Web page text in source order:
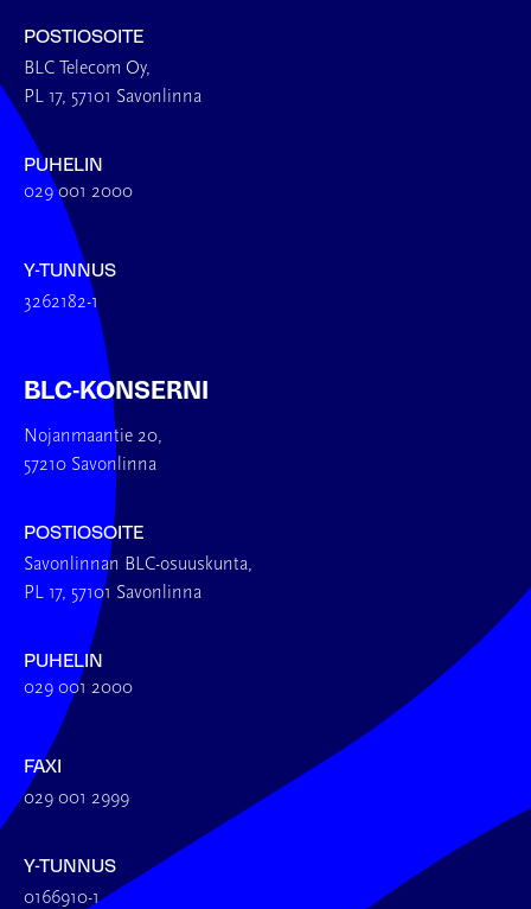
POSTIOSOITE
BLC Telecom Oy,
PL 17, 57101 Savonlinna
PUHELIN
029 001 2000
Y-TUNNUS
3262182-1
BLC-KONSERNI
Nojanmaantie 20,
57210 Savonlinna
POSTIOSOITE
Savonlinnan BLC-osuuskunta,
PL 17, 57101 Savonlinna
PUHELIN
029 001 2000
FAXI
029 001 2999
Y-TUNNUS
0166910-1